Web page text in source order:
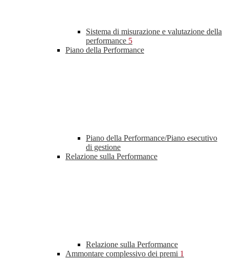
Sistema di misurazione e valutazione della
performance 5
Piano della Performance
Piano della Performance/Piano esecutivo
di gestione
Relazione sulla Performance
Relazione sulla Performance
Ammontare complessivo dei premi 1